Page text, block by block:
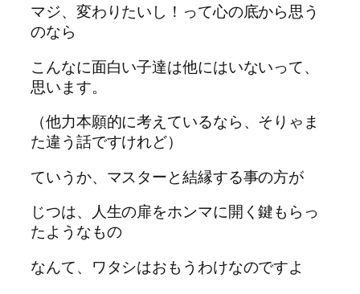
マジ、変わりたいし！って心の底から思う
のなら
こんなに面白い子達は他にはいないって、
思います。
（他力本願的に考えているなら、そりゃま
た違う話ですけれど）
ていうか、マスターと結縁する事の方が
じつは、人生の扉をホンマに開く鍵もらっ
たようなもの
なんて、ワタシはおもうわけなのですよ